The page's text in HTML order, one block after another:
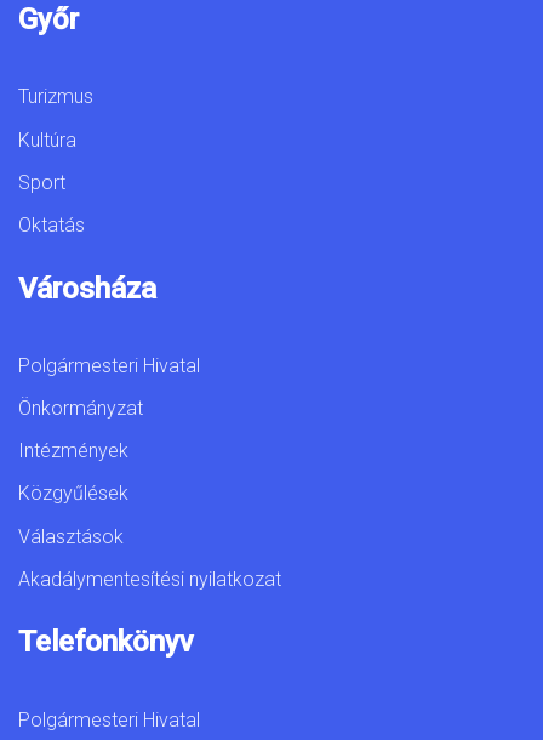
Győr
Turizmus
Kultúra
Sport
Oktatás
Városháza
Polgármesteri Hivatal
Önkormányzat
Intézmények
Közgyűlések
Választások
Akadálymentesítési nyilatkozat
Telefonkönyv
Polgármesteri Hivatal